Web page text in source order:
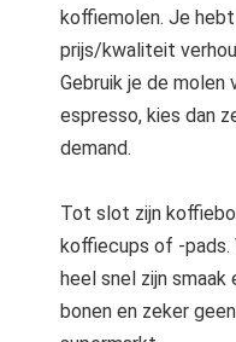
koffiemolen. Je
prijs/kwaliteit
Gebruik je de
espresso, kies dan
demand.
Tot slot zijn
koffiecups of -
heel snel zijn smaak
bonen en zeker